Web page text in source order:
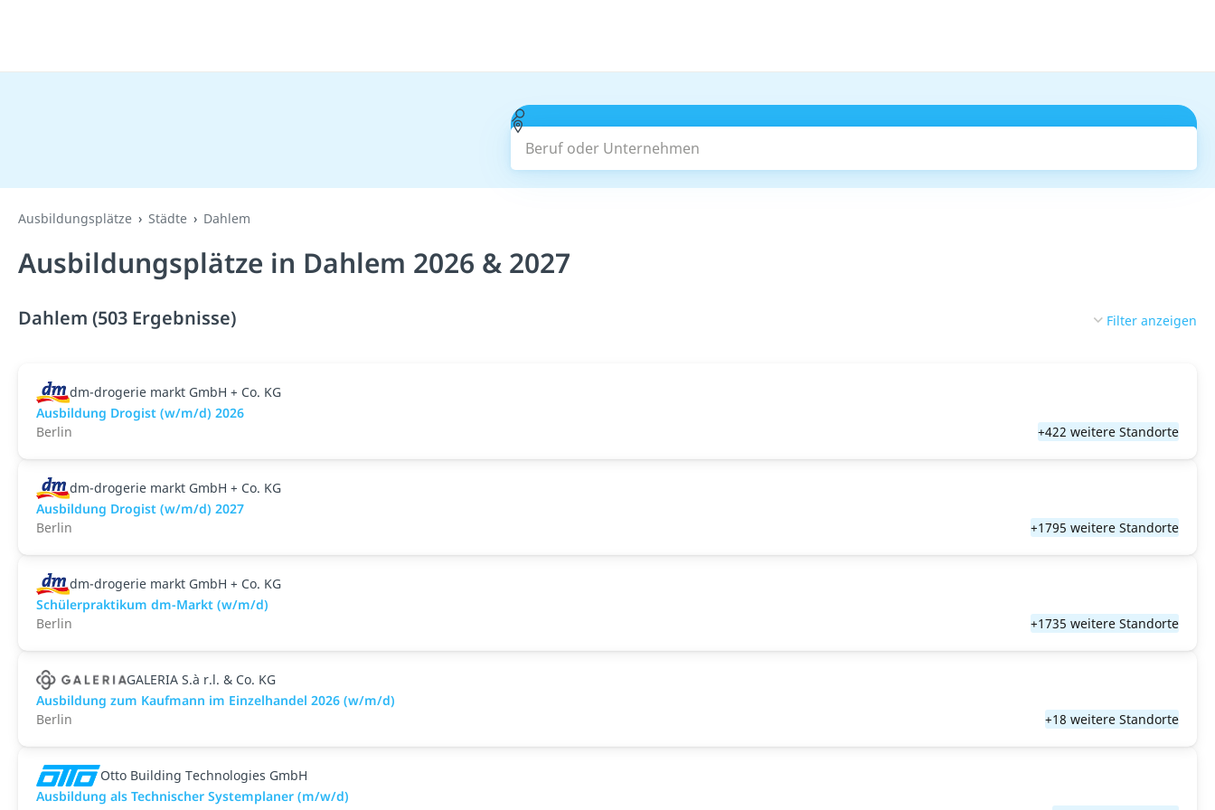
Beruf oder Unternehmen
Ausbildungsplätze Städte Dahlem
Ausbildungsplätze in Dahlem 2026 & 2027
Dahlem (503 Ergebnisse) Filter anzeigen
dm-drogerie markt GmbH + Co. KG
Ausbildung Drogist (w/m/d) 2026
Berlin
+422 weitere Standorte
dm-drogerie markt GmbH + Co. KG
Ausbildung Drogist (w/m/d) 2027
Berlin
+1795 weitere Standorte
dm-drogerie markt GmbH + Co. KG
Schülerpraktikum dm-Markt (w/m/d)
Berlin
+1735 weitere Standorte
GALERIA S.à r.l. & Co. KG
Ausbildung zum Kaufmann im Einzelhandel 2026 (w/m/d)
Berlin
+18 weitere Standorte
Otto Building Technologies GmbH
Ausbildung als Technischer Systemplaner (m/w/d)